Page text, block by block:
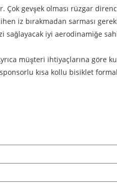
gevşek olması rüzgar
iz bırakmadan sarması
iyi aerodinamiğe
müşteri ihtiyaçlarına göre
kısa kollu bisiklet